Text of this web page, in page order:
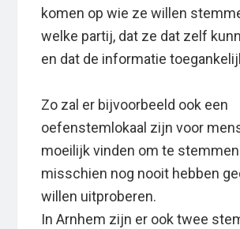
komen op wie ze willen
welke partij, dat ze dat zelf
en dat de informatie
Zo zal er bijvoorbeeld ook een
oefenstemlokaal zijn voor
moeilijk vinden om te
misschien nog nooit hebben
willen uitproberen.
In Arnhem zijn er ook twee